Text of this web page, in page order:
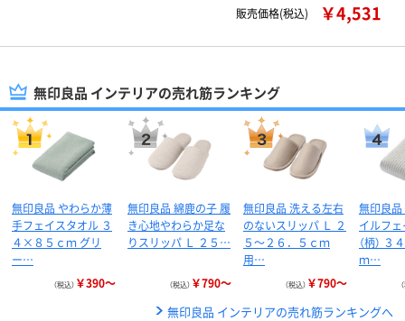
販売価格(税込)
￥4,531
無印良品 インテリアの売れ筋ランキング
無印良品 やわらか薄
手フェイスタオル ３
４×８５ｃｍ グリ
ー…
（税込） ￥390～
無印良品 綿鹿の子 履
き心地やわらか足な
りスリッパ Ｌ ２５…
（税込） ￥790～
無印良品 洗える左右
のないスリッパ Ｌ ２
５～２６．５ｃｍ
用…
（税込） ￥790～
無印良
イルフ
（柄）
ｍ…
無印良品 インテリアの売れ筋ランキングへ